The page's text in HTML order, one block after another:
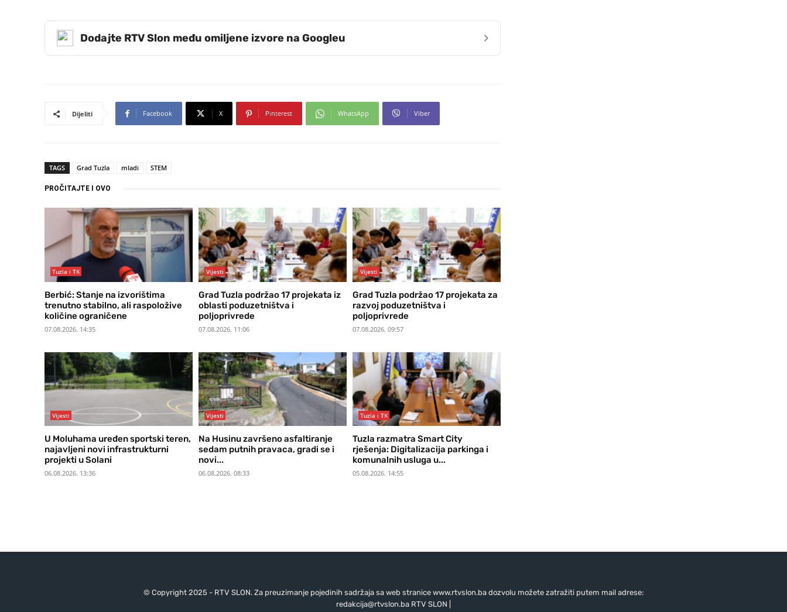
Dodajte RTV Slon među omiljene izvore na Googleu ›
Dijeliti Facebook X Pinterest WhatsApp Viber
TAGS Grad Tuzla mladi STEM
PROČITAJTE I OVO
Tuzla i TK
Berbić: Stanje na izvorištima
trenutno stabilno, ali raspoložive
količine ograničene
07.08.2026. 14:35
Vijesti
Grad Tuzla podržao 17 projekata iz
oblasti poduzetništva i
poljoprivrede
07.08.2026. 11:06
Vijesti
Grad Tuzla podržao 17 projekata za
razvoj poduzetništva i
poljoprivrede
07.08.2026. 09:57
Vijesti
U Moluhama uređen sportski teren,
najavljeni novi infrastrukturni
projekti u Solani
06.08.2026. 13:36
Vijesti
Na Husinu završeno asfaltiranje
sedam putnih pravaca, gradi se i
novi...
06.08.2026. 08:33
Tuzla i TK
Tuzla razmatra Smart City
rješenja: Digitalizacija parkinga i
komunalnih usluga u...
05.08.2026. 14:55
© Copyright 2025 - RTV SLON. Za preuzimanje pojedinih sadržaja sa web stranice www.rtvslon.ba dozvolu možete zatražiti putem mail adrese:
redakcija@rtvslon.baRTV SLON |